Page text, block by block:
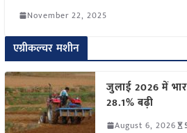
November 22, 2025
एग्रीकल्चर मशीन
जुलाई 2026 में
28.1% बढ़ी
August 6, 2026